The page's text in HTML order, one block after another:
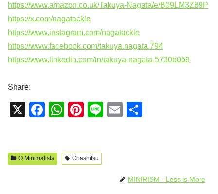
https://www.amazon.co.uk/Takuya-Nagata/e/B09LM3Z89P
https://x.com/nagatackle
https://www.instagram.com/nagatackle
https://www.facebook.com/takuya.nagata.794
https://www.linkedin.com/in/takuya-nagata-5730b069
Share:
X
F
e
W
s
Pi
e
Li
E
O Minimalista Chashitsu
MINIRISM - Less is More